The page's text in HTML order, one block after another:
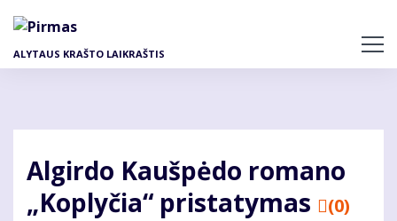
pagrindinį
ALYTAUS KRAŠTO LAIKRAŠTIS
Algirdo Kaušpėdo romano
„Koplyčia“ pristatymas
(0)